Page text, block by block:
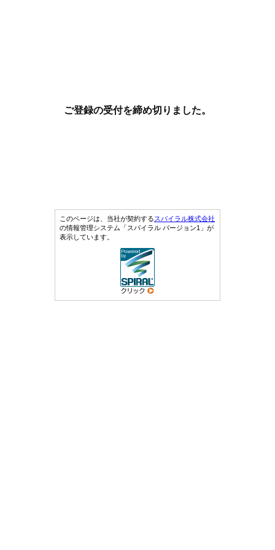
ご登録の受付を締め切りました。
このページは、当社が契約するスパイラル株式会社
の情報管理システム「スパイラル バージョン1」が
表示しています。